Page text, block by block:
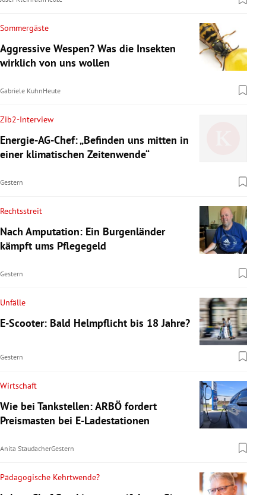
Sommergäste
Aggressive Wespen? Was die Insekten
wirklich von uns wollen
Gabriele KuhnHeute
Zib2-Interview
Energie-AG-Chef: „Befinden uns mitten in
einer klimatischen Zeitenwende“
Gestern
Rechtsstreit
Nach Amputation: Ein Burgenländer
kämpft ums Pflegegeld
Gestern
Unfälle
E-Scooter: Bald Helmpflicht bis 18 Jahre?
Gestern
Wirtschaft
Wie bei Tankstellen: ARBÖ fordert
Preismasten bei E-Ladestationen
Anita StaudacherGestern
Pädagogische Kehrtwende?